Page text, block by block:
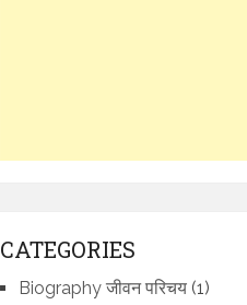
CATEGORIES
Biography जीवन परिचय (1)